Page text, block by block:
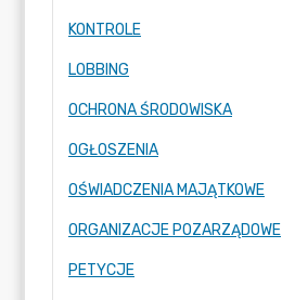
KONTROLE
LOBBING
OCHRONA ŚRODOWISKA
OGŁOSZENIA
OŚWIADCZENIA MAJĄTKOWE
ORGANIZACJE POZARZĄDOWE
PETYCJE